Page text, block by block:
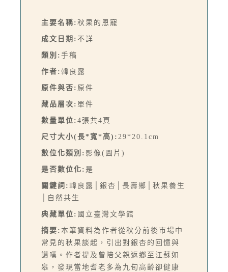
主要名稱: 秋果的恩寵
成文日期: 不詳
類別: 手稿
作者: 韓良露
原件與否: 原件
藏品層次: 單件
數量單位: 4張共4頁
尺寸大小(長*寬*高): 29*20.1cm
數位化類別: 影像(圖片)
是否數位化: 是
關鍵詞: 韓良露│銀杏│長壽鄉│秋果養生
│自然共生
典藏單位: 國立臺灣文學館
摘要: 本筆資料為作者從秋分前後市場中
常見的秋果談起，引出對銀杏的回憶與
讚嘆。作者提及曾陪父親返鄉至江蘇如
皋，發現當地耆老多為九旬高齡卻健康